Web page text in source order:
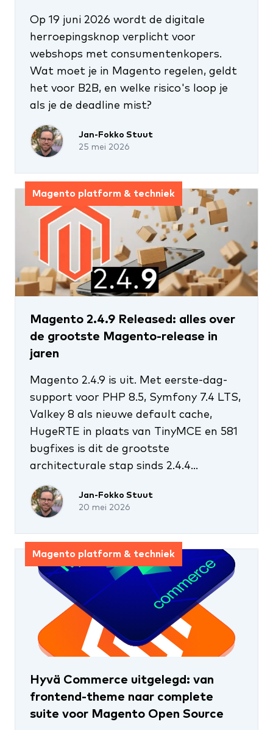
Op 19 juni 2026 wordt de digitale
herroepingsknop verplicht voor
webshops met consumentenkopers.
Wat moet je in Magento regelen, geldt
het voor B2B, en welke risico's loop je
als je de deadline mist?
Jan-Fokko Stuut
25 mei 2026
Magento platform & techniek
Magento 2.4.9 Released: alles over
de grootste Magento-release in
jaren
Magento 2.4.9 is uit. Met eerste-dag-
support voor PHP 8.5, Symfony 7.4 LTS,
Valkey 8 als nieuwe default cache,
HugeRTE in plaats van TinyMCE en 581
bugfixes is dit de grootste
architecturale stap sinds 2.4.4...
Jan-Fokko Stuut
20 mei 2026
Magento platform & techniek
Hyvä Commerce uitgelegd: van
frontend-theme naar complete
suite voor Magento Open Source